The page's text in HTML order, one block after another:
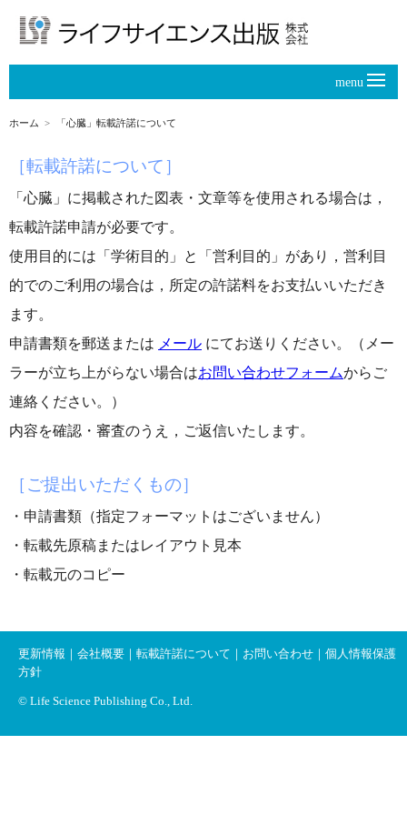
menu
ホーム 「心臓」転載許諾について
［転載許諾について］
「心臓」に掲載された図表・文章等を使用される場合は，
転載許諾申請が必要です。
使用目的には「学術目的」と「営利目的」があり，営利目
的でのご利用の場合は，所定の許諾料をお支払いいただき
ます。
申請書類を郵送または メール にてお送りください。（メー
ラーが立ち上がらない場合はお問い合わせフォームからご
連絡ください。）
内容を確認・審査のうえ，ご返信いたします。
［ご提出いただくもの］
・申請書類（指定フォーマットはございません）
・転載先原稿またはレイアウト見本
・転載元のコピー
更新情報 ｜会社概要 ｜転載許諾について ｜ お問い合わせ ｜個人情報保護
方針
© Life Science Publishing Co., Ltd.